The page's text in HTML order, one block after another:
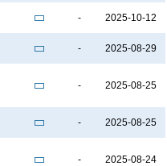
- 2025-10-12
- 2025-08-29
- 2025-08-25
- 2025-08-25
- 2025-08-24